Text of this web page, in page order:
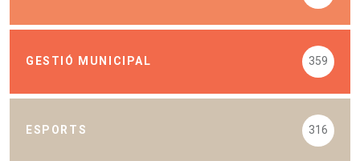
GESTIÓ MUNICIPAL 359
ESPORTS 316